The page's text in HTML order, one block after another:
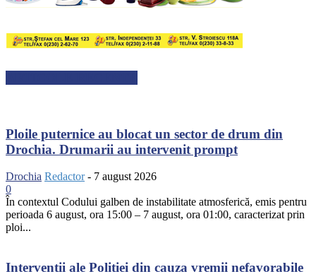
Ploile puternice au blocat un sector de drum din
Drochia. Drumarii au intervenit prompt
Drochia Redactor - 7 august 2026
0
În contextul Codului galben de instabilitate atmosferică, emis pentru
perioada 6 august, ora 15:00 – 7 august, ora 01:00, caracterizat prin
ploi...
Intervenții ale Poliției din cauza vremii nefavorabile